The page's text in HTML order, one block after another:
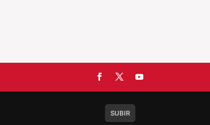
SUBIR